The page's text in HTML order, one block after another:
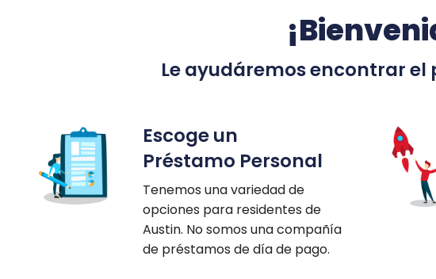
Le ayudáremos encontrar el
Escoge un
Préstamo Personal
Tenemos una variedad de
opciones para residentes de
Austin. No somos una compañía
de préstamos de día de pago.